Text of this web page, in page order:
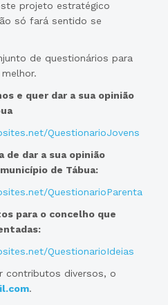
projeto estratégico
só fará sentido se
de questionários para
e quer dar a sua opinião
QuestionarioJovens
dar a sua opinião
de Tábua:
para o concelho que
QuestionarioIdeias
contributos diversos, o
.